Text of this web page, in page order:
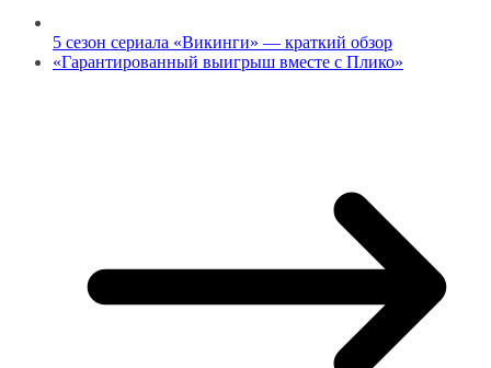
5 сезон сериала «Викинги» — краткий обзор
«Гарантированный выигрыш вместе с Плико»